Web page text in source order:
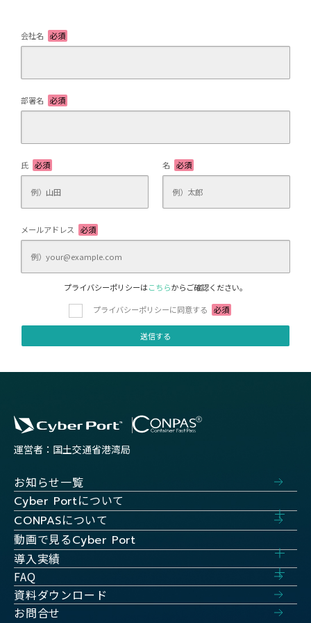
会社名 必須
部署名 必須
氏 必須 名 必須
メールアドレス 必須
プライバシーポリシーはこちらからご確認ください。
プライバシーポリシーに同意する
必須
運営者：国土交通省港湾局
お知らせ一覧
Cyber Portについて
CONPASについて
動画で見るCyber Port
導入実績
FAQ
資料ダウンロード
お問合せ